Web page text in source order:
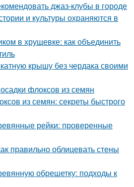
джаз-клубы в городе
и культуры охраняются в
в хрущевке: как объединить
крышу без чердака своими
флоксов из семян
из семян: секреты быстрого
рейки: проверенные
правильно облицевать стены
обрешетку: подходы к